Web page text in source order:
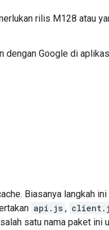
rilis M128 atau
Google di
Biasanya langkah
api.js ,
satu nama paket ini